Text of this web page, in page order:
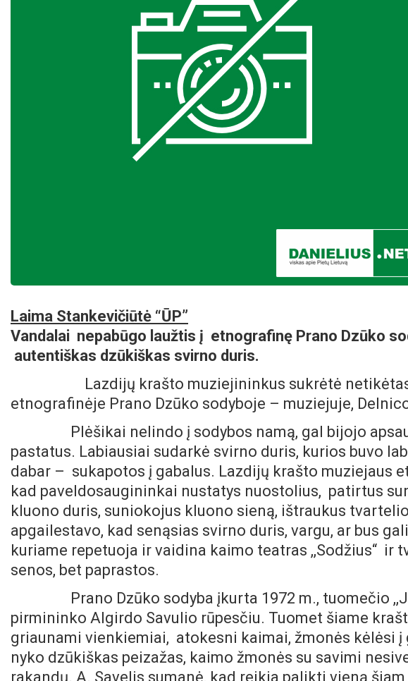
Laima Stankevičiūtė “ŪP”
Vandalai nepabūgo laužtis į etnografinę Prano Dzūko
autentiškas dzūkiškas svirno duris.
Lazdijų krašto muziejininkus sukrėtė
etnografinėje Prano Dzūko sodyboje – muziejuje,
Plėšikai nelindo į sodybos namą, gal bijojo
pastatus. Labiausiai sudarkė svirno duris, kurios buvo
dabar – sukapotos į gabalus. Lazdijų krašto muziejaus
kad paveldosaugininkai nustatys nuostolius, patirtus
kluono duris, suniokojus kluono sieną, ištraukus
apgailestavo, kad senąsias svirno duris, vargu, ar bus
kuriame repetuoja ir vaidina kaimo teatras ,,Sodžius“ ir
senos, bet paprastos.
Prano Dzūko sodyba įkurta 1972 m., tuomečio
pirmininko Algirdo Savulio rūpesčiu. Tuomet šiame
griaunami vienkiemiai, atokesni kaimai, žmonės kėlėsi į
nyko dzūkiškas peizažas, kaimo žmonės su savimi
rakandų. A. Savelis sumanė, kad reikia palikti vieną